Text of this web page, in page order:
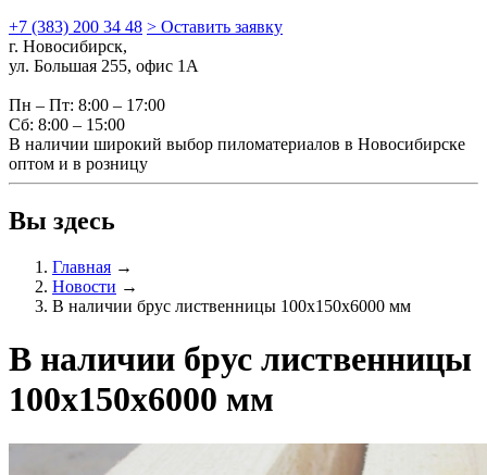
+7 (383) 200 34 48 > Оставить заявку
г. Новосибирск,
ул. Большая 255, офис 1А
Пн – Пт: 8:00 – 17:00
Сб: 8:00 – 15:00
В наличии широкий выбор пиломатериалов в Новосибирске
оптом и в розницу
Вы здесь
Главная →
Новости →
В наличии брус лиственницы 100х150х6000 мм
В наличии брус лиственницы
100х150х6000 мм